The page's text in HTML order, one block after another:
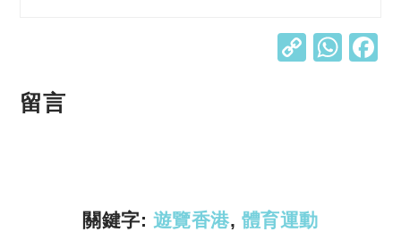
C W
留言
關鍵字: 遊覽香港, 體育運動